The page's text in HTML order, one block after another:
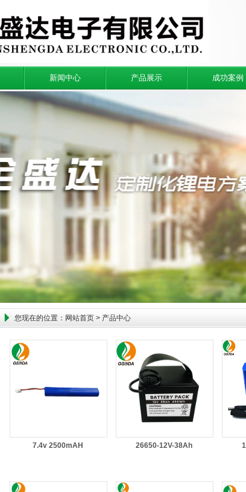
新闻中心 产品展示 成功案例
您现在的位置： 网站首页 > 产品中心
7.4v 2500mAH 26650-12V-38Ah